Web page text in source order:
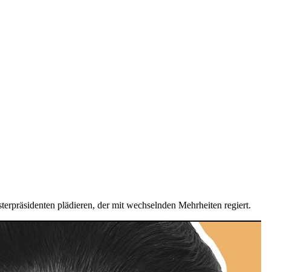
plädieren, der mit wechselnden Mehrheiten regiert.